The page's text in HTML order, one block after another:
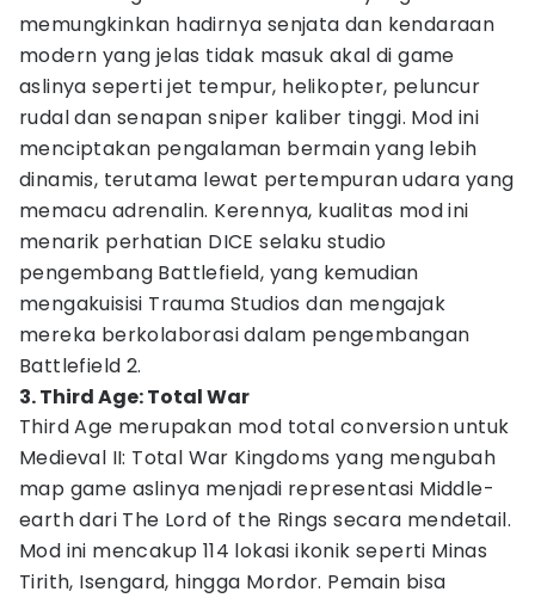
memungkinkan hadirnya senjata dan kendaraan
modern yang jelas tidak masuk akal di game
aslinya seperti jet tempur, helikopter, peluncur
rudal dan senapan sniper kaliber tinggi. Mod ini
menciptakan pengalaman bermain yang lebih
dinamis, terutama lewat pertempuran udara yang
memacu adrenalin. Kerennya, kualitas mod ini
menarik perhatian DICE selaku studio
pengembang Battlefield, yang kemudian
mengakuisisi Trauma Studios dan mengajak
mereka berkolaborasi dalam pengembangan
Battlefield 2.
3. Third Age: Total War
Third Age merupakan mod total conversion untuk
Medieval II: Total War Kingdoms yang mengubah
map game aslinya menjadi representasi Middle-
earth dari The Lord of the Rings secara mendetail.
Mod ini mencakup 114 lokasi ikonik seperti Minas
Tirith, Isengard, hingga Mordor. Pemain bisa